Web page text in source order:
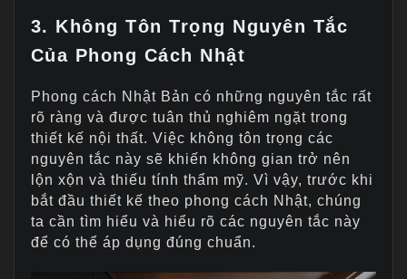
3. Không Tôn Trọng Nguyên Tắc
Của Phong Cách Nhật
Phong cách Nhật Bản có những nguyên tắc rất
rõ ràng và được tuân thủ nghiêm ngặt trong
thiết kế nội thất. Việc không tôn trọng các
nguyên tắc này sẽ khiến không gian trở nên
lộn xộn và thiếu tính thẩm mỹ. Vì vậy, trước khi
bắt đầu thiết kế theo phong cách Nhật, chúng
ta cần tìm hiểu và hiểu rõ các nguyên tắc này
để có thể áp dụng đúng chuẩn.